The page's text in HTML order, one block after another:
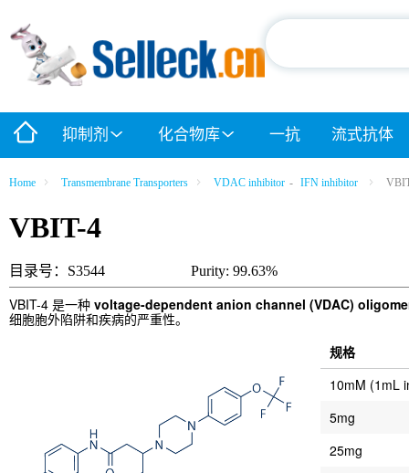
抑制剂 化合物库 一抗 流式抗体
Home Transmembrane Transporters VDAC inhibitor - IFN inhibitor
VBIT-4
目录号：S3544 Purity: 99.63%
VBIT-4 是一种 voltage-dependent anion channel (VDAC)
细胞胞外陷阱和疾病的严重性。
规格
10mM (1mL
5mg
25mg